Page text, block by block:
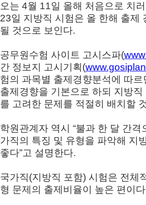
오는 4월 11일 올해 처음으로 치
23일 지방직 시험은 올 한해 출제
될 것으로 보인다.
공무원수험 사이트 고시스파(
간 정보지 고시기획(
험의 과목별 출제경향분석에 따
출제경향을 기본으로 하되 지방
를 고려한 문제를 적절히 배치할
학원관계자 역시 “불과 한 달 간
가직의 특징 및 유형을 파악해 지
좋다”고 설명한다.
국가직(지방직 포함) 시험은 전체
형 문제의 출제비율이 높은 편이